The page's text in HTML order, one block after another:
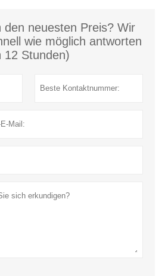
den neuesten Preis? Wir
wie möglich antworten
12 Stunden)